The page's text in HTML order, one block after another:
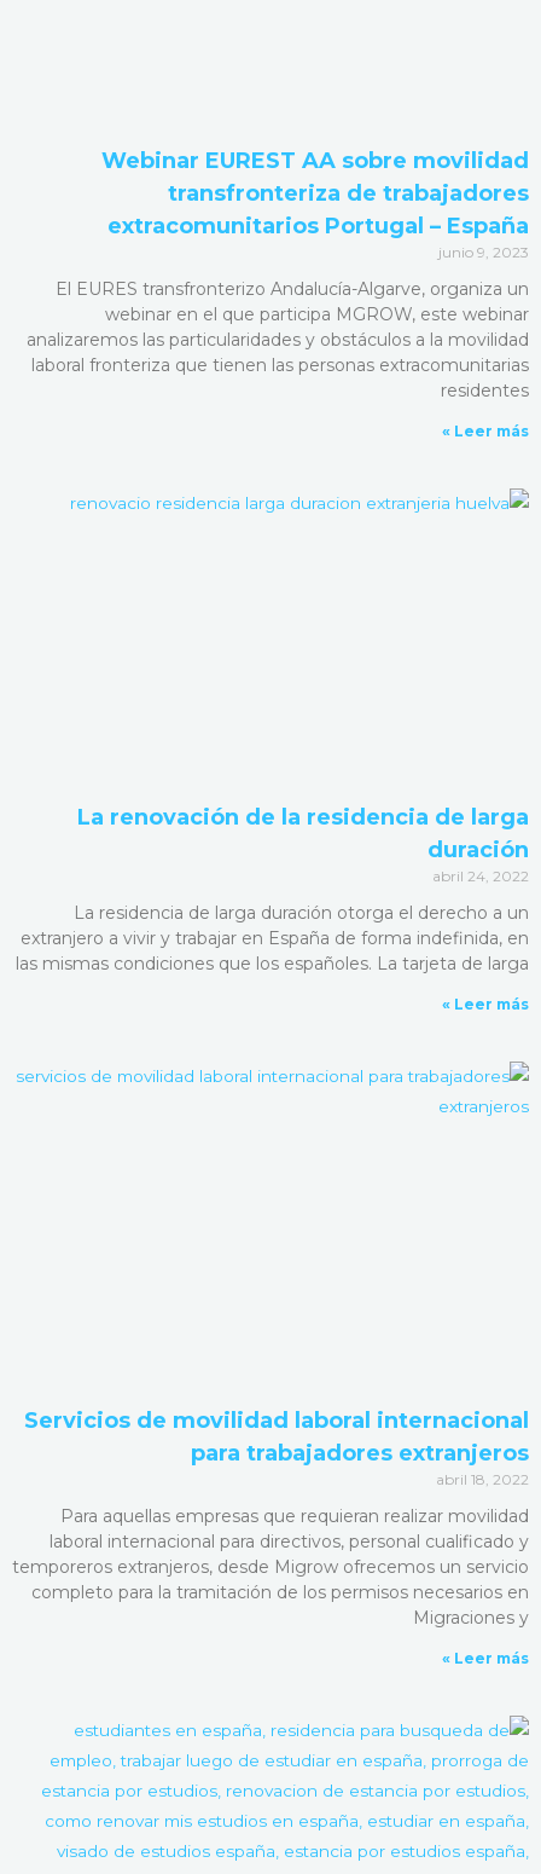
Webinar EUREST AA sobre movilidad
transfronteriza de trabajadores
extracomunitarios Portugal – España
junio 9, 2023
El EURES transfronterizo Andalucía-Algarve, organiza un
webinar en el que participa MGROW, este webinar
analizaremos las particularidades y obstáculos a la movilidad
laboral fronteriza que tienen las personas extracomunitarias
residentes
Leer más »
La renovación de la residencia de larga
duración
abril 24, 2022
La residencia de larga duración otorga el derecho a un
extranjero a vivir y trabajar en España de forma indefinida, en
las mismas condiciones que los españoles. La tarjeta de larga
Leer más »
Servicios de movilidad laboral internacional
para trabajadores extranjeros
abril 18, 2022
Para aquellas empresas que requieran realizar movilidad
laboral internacional para directivos, personal cualificado y
temporeros extranjeros, desde Migrow ofrecemos un servicio
completo para la tramitación de los permisos necesarios en
Migraciones y
Leer más »